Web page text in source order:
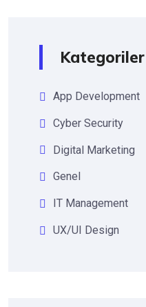
Kategoriler
App Development
Cyber Security
Digital Marketing
Genel
IT Management
UX/UI Design